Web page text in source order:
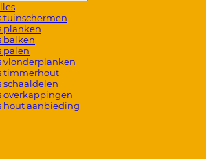
tuinschermen
planken
balken
palen
vlonderplanken
timmerhout
schaaldelen
overkappingen
hout aanbieding